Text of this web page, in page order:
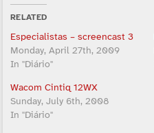
RELATED
Especialistas – screencast 3
Monday, April 27th, 2009
In "Diário"
Wacom Cintiq 12WX
Sunday, July 6th, 2008
In "Diário"